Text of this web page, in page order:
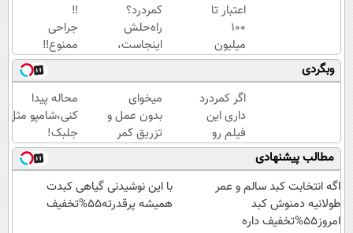
اعتبار تا
۱۰۰
میلیون
تومان ⚡
همین
الان
درخواست
اعتبار بده
✅
کمردرد؟
راه‌حلش
اینجاست،
نه توی
داروخونه
‼️
جراحی
ممنوع‼️
درمان
کمر درد
بدون
جراحی
و دوره
نقاهت
وبگردی
اگر کمردرد
داری این
فیلم رو
ببین!
◗پرسش‌نامه
رو پر کن◖
میخوای
بدون عمل و
تزریق کمر
دردت خوب
شه؟
◂پرسش‌نامه
رو پرکن
محاله پیدا
کنی،شامپو مثل
جلبک!
ضدریزش+رویش
مجدد40%تخفیف
مطالب پیشنهادی
اگه انتخابت کبد سالم و عمر
طولانیه دمنوش کبد
امروز55%تخفیف داره
با این نوشیدنی گیاهی کبدت
همیشه پرقدرته55%تخفیف